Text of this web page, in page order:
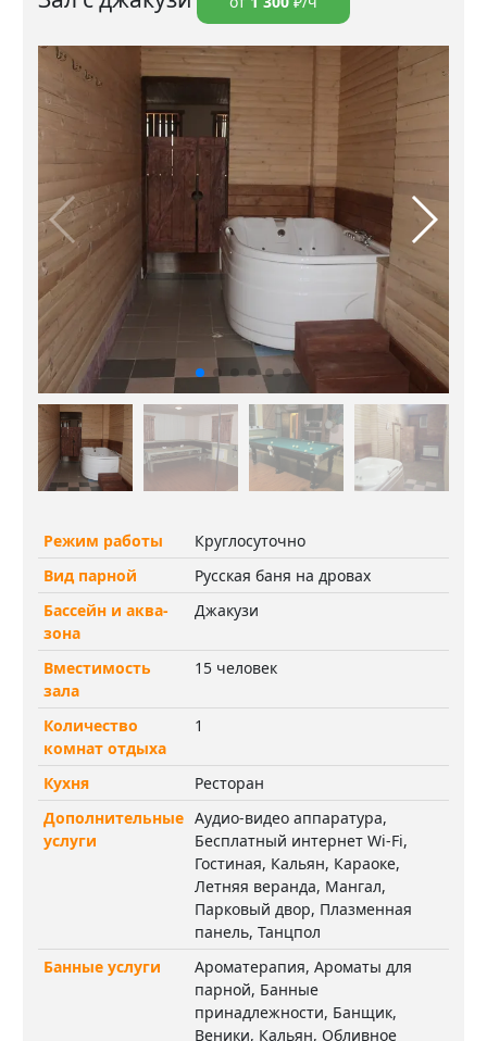
Режим работы
Круглосуточно
Вид парной
Русская баня на дровах
Бассейн и аква-
зона
Джакузи
Вместимость
зала
15 человек
Количество
комнат отдыха
1
Кухня
Ресторан
Дополнительные
услуги
Аудио-видео аппаратура,
Бесплатный интернет Wi-Fi,
Гостиная, Кальян, Караоке,
Летняя веранда, Мангал,
Парковый двор, Плазменная
панель, Танцпол
Банные услуги
Ароматерапия, Ароматы для
парной, Банные
принадлежности, Банщик,
Веники, Кальян, Обливное